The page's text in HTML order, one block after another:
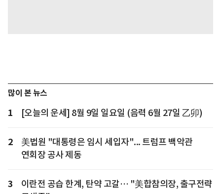
많이 본 뉴스
1 [오늘의 운세] 8월 9일 일요일 (음력 6월 27일 乙卯)
2
美법원 "대통령은 임시 세입자"... 트럼프 백악관
연회장 공사 제동
3
이란전 공습 한계, 탄약 고갈… "美합참의장, 출구전략